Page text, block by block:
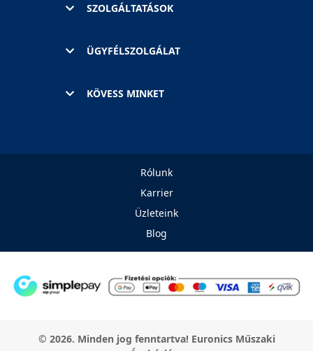
SZOLGÁLTATÁSOK
ÜGYFÉLSZOLGÁLAT
KÖVESS MINKET
Rólunk
Karrier
Üzleteink
Blog
© 2026. Minden jog fenntartva! Euronics Műszaki